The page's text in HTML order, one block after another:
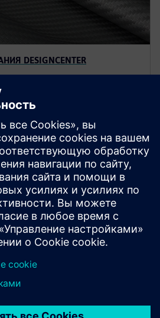
DESIGNCENTER
проектируйте, моделируйте
легкие
в среде Designcenter.
ИНФОРМАЦИЯ?
с руководством для